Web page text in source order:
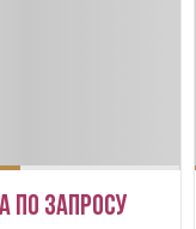
по запросу